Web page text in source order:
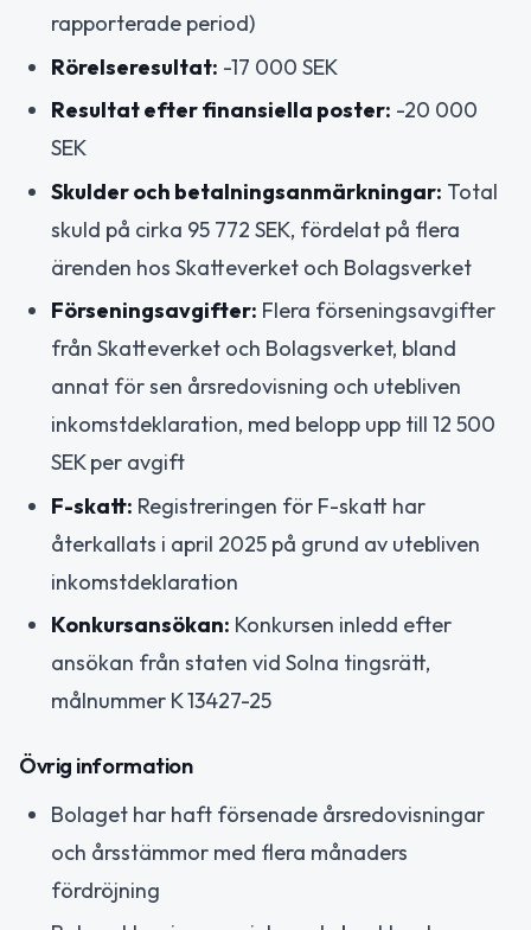
rapporterade period)
Rörelseresultat: -17 000 SEK
Resultat efter finansiella poster: -20 000
SEK
Skulder och betalningsanmärkningar: Total
skuld på cirka 95 772 SEK, fördelat på flera
ärenden hos Skatteverket och Bolagsverket
Förseningsavgifter: Flera förseningsavgifter
från Skatteverket och Bolagsverket, bland
annat för sen årsredovisning och utebliven
inkomstdeklaration, med belopp upp till 12 500
SEK per avgift
F-skatt: Registreringen för F-skatt har
återkallats i april 2025 på grund av utebliven
inkomstdeklaration
Konkursansökan: Konkursen inledd efter
ansökan från staten vid Solna tingsrätt,
målnummer K 13427-25
Övrig information
Bolaget har haft försenade årsredovisningar
och årsstämmor med flera månaders
fördröjning